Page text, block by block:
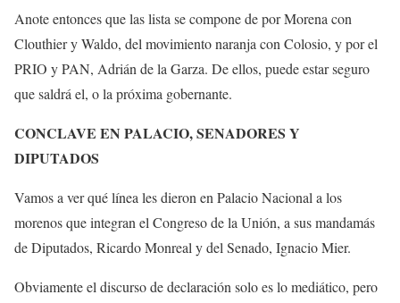
Anote entonces que las lista se compone de por Morena con
Clouthier y Waldo, del movimiento naranja con Colosio, y por el
PRIO y PAN, Adrián de la Garza. De ellos, puede estar seguro
que saldrá el, o la próxima gobernante.
CONCLAVE EN PALACIO, SENADORES Y
DIPUTADOS
Vamos a ver qué línea les dieron en Palacio Nacional a los
morenos que integran el Congreso de la Unión, a sus mandamás
de Diputados, Ricardo Monreal y del Senado, Ignacio Mier.
Obviamente el discurso de declaración solo es lo mediático, pero